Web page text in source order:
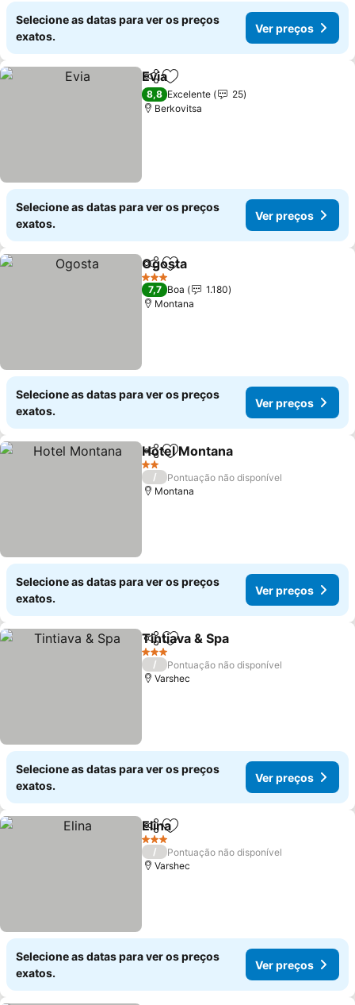
Selecione as datas para ver os preços
exatos.
Ver preços
PartilharAdicionar aos favoritos
Evia
8,8 Excelente
25
Berkovitsa
Selecione as datas para ver os preços
exatos.
Ver preços
PartilharAdicionar aos favoritos
Ogosta
3 Estrelas
7,7 Boa
1.180
Montana
Selecione as datas para ver os preços
exatos.
Ver preços
PartilharAdicionar aos favoritos
Hotel Montana
2 Estrelas
/
Pontuação não disponível
Montana
Selecione as datas para ver os preços
exatos.
Ver preços
PartilharAdicionar aos favoritos
Tintiava & Spa
3 Estrelas
/
Pontuação não disponível
Varshec
Selecione as datas para ver os preços
exatos.
Ver preços
PartilharAdicionar aos favoritos
Elina
3 Estrelas
/
Pontuação não disponível
Varshec
Selecione as datas para ver os preços
exatos.
Ver preços